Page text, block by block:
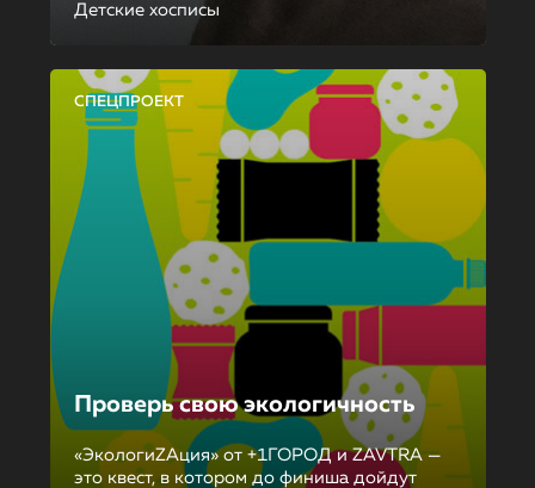
Детские хосписы
СПЕЦПРОЕКТ
Проверь свою экологичность
«ЭкологиZAция» от +1ГОРОД и ZAVTRA —
это квест, в котором до финиша дойдут